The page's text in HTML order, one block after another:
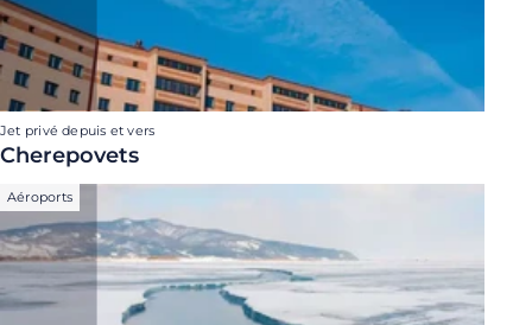
Jet privé depuis et vers
Cherepovets
Aéroports